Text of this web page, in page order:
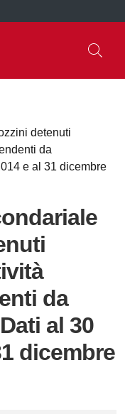
detenuti
da
e al 31 dicembre
da
al 30
dicembre